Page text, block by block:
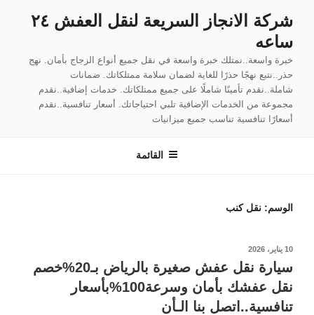
المحتوى
شركة الانجاز السريعة لنقل العفش ٢٤
ساعه
خبرة واسعة..نمتلك خبرة واسعة في نقل جميع أنواع الزجاج بأمان. نهج
حذر..نتبع نهجًا حذرًا للغاية لضمان سلامة ممتلكاتك. ضمانات
شاملة..نقدم تأمينًا شاملًا على جميع ممتلكاتك. خدمات إضافية..نقدم
مجموعة من الخدمات الإضافية تلبي احتياجاتك. أسعار تنافسية..نقدم
أسعارًا تنافسية تناسب جميع ميزانيات
القائمة
الوسم: نقل كنب
نُشر
10 يناير، 2026
سيارة نقل عفش صغيرة بالرياض بـ20%خصم
نقل عفشك بأمان وسرعة100%بأسعار
تنافسية..اتصل بنا الـأن